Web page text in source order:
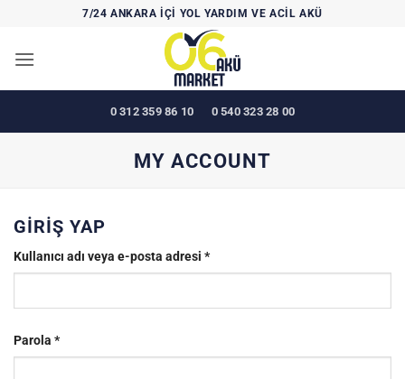
7/24 ANKARA İÇİ YOL YARDIM VE ACİL AKÜ
0 312 359 86 10 0 540 323 28 00
MY ACCOUNT
GIRIŞ YAP
Kullanıcı adı veya e-posta adresi *Gerekli
Parola *Gerekli